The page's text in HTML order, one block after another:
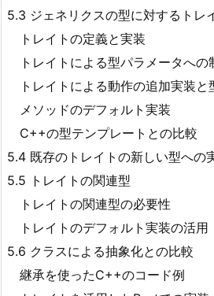
5.3 ジェネリクスの型に対するトレ
トレイトの定義と実装
トレイトによる型パラメータへの
トレイトによる動作の追加実装と
メソッドのデフォルト実装
C++の型テンプレートとの比較
5.4 既存のトレイトの新しい型への
5.5 トレイトの関連型
トレイトの関連型の必要性
トレイトのデフォルト実装の活用
5.6 クラスによる抽象化との比較
継承を使ったC++のコード例